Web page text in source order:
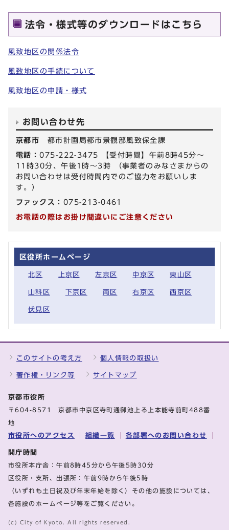
法令・様式等のダウンロードはこちら
風致地区の関係法令
風致地区の手続について
風致地区の申請・様式
お問い合わせ先
京都市 都市計画局都市景観部風致保全課
電話：075-222-3475 【受付時間】午前8時45分～
11時30分、午後1時～3時 （事業者のみなさまからの
お問い合わせは受付時間内でのご協力をお願いしま
す。）
ファックス： 075-213-0461
お電話の際はお掛け間違いにご注意ください
区役所ホームページ
北区 上京区 左京区 中京区 東山区
山科区 下京区 南区 右京区 西京区
伏見区
このサイトの考え方 個人情報の取扱い
著作権・リンク等 サイトマップ
京都市役所
〒604-8571 京都市中京区寺町通御池上る上本能寺前町488番
地
市役所へのアクセス 組織一覧 各部署へのお問い合わせ
開庁時間
市役所本庁舎：午前8時45分から午後5時30分
区役所・支所、出張所：午前9時から午後5時
（いずれも土日祝及び年末年始を除く）その他の施設については、
各施設のホームページ等をご覧ください。
(c) City of Kyoto. All rights reserved.